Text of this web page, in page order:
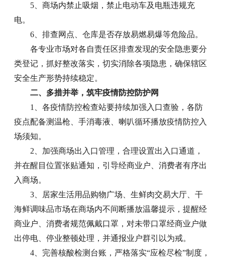
5、商场内禁止吸烟，禁止电动车及电瓶违规充
电。
6、排查网点、仓库是否存放易燃易爆等危险品。
各专业市场对各自责任区排查发现的安全隐患要分
类登记，抓好整改落实，切实消除各项隐患，确保辖区
安全生产形势持续稳定。
二、多措并举，筑牢疫情防控防护网
1、各疫情防控检查站要持续加强入口查验，各防
疫点配备测温枪、手消毒液、喇叭循环播放疫情防控入
场须知。
2、加强商场出入口管理，合理设置出入口通道，
并在醒目位置张贴通知，引导经商业户、消费者有序出
入商场。
3、居家生活用品购物广场、生鲜肉交易大厅、干
海鲜调味品市场在商场内不间断播放温馨提示，提醒经
商业户、消费者规范佩戴口罩，对未带口罩经商业户做
出停电、停业整顿处理，并通报业户群引以为戒。
4、完善核酸检测台账，严格落实“应检尽检”制度，